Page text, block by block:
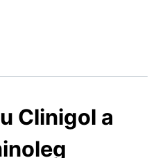
Clinigol a